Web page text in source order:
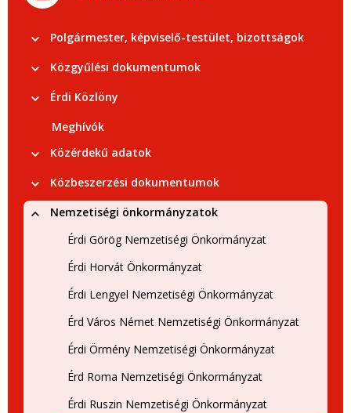
Polgármester, képviselő-testület, bizottságok
Közgyűlési dokumentumok
Érdi Közlöny
Meghívók
Közérdekű adatok
Közbeszerzési dokumentumok
Nemzetiségi önkormányzatok
Érdi Görög Nemzetiségi Önkormányzat
Érdi Horvát Önkormányzat
Érdi Lengyel Nemzetiségi Önkormányzat
Érd Város Német Nemzetiségi Önkormányzat
Érdi Örmény Nemzetiségi Önkormányzat
Érd Roma Nemzetiségi Önkormányzat
Érdi Ruszin Nemzetiségi Önkormányzat